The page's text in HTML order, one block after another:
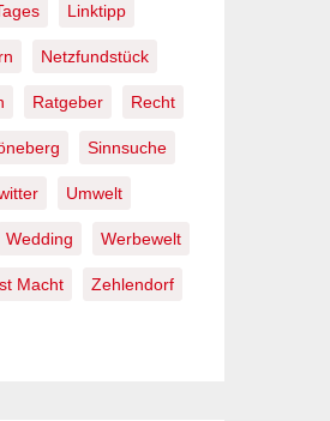
Linktipp
Netzfundstück
Ratgeber Recht
Sinnsuche
Umwelt
Wedding Werbewelt
Macht Zehlendorf